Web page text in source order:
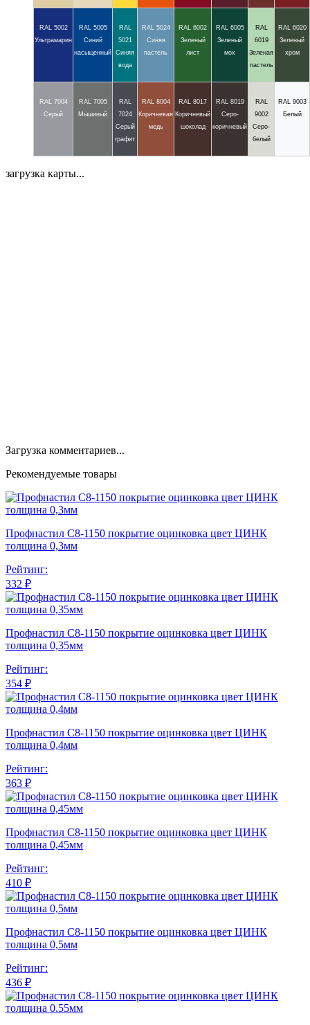
RAL 5002
Ультрамарин
RAL 5005
Синий
насыщенный
RAL
5021
Синяя
вода
RAL 5024
Синяя
пастель
RAL 6002
Зеленый
лист
RAL 6005
Зеленый
мох
RAL
6019
Зеленая
пастель
RAL 6020
Зеленый
хром
RAL 7004
Серый
RAL 7005
Мышиный
RAL
7024
Серый
графит
RAL 8004
Коричневая
медь
RAL 8017
Коричневый
шоколад
RAL 8019
Серо-
коричневый
RAL
9002
Серо-
белый
RAL 9003
Белый
загрузка карты...
Загрузка комментариев...
Рекомендуемые товары
Профнастил С8-1150 покрытие оцинковка цвет ЦИНК
толщина 0,3мм
Рейтинг:
332 ₽
Профнастил С8-1150 покрытие оцинковка цвет ЦИНК
толщина 0,35мм
Рейтинг:
354 ₽
Профнастил С8-1150 покрытие оцинковка цвет ЦИНК
толщина 0,4мм
Рейтинг:
363 ₽
Профнастил С8-1150 покрытие оцинковка цвет ЦИНК
толщина 0,45мм
Рейтинг:
410 ₽
Профнастил С8-1150 покрытие оцинковка цвет ЦИНК
толщина 0,5мм
Рейтинг:
436 ₽